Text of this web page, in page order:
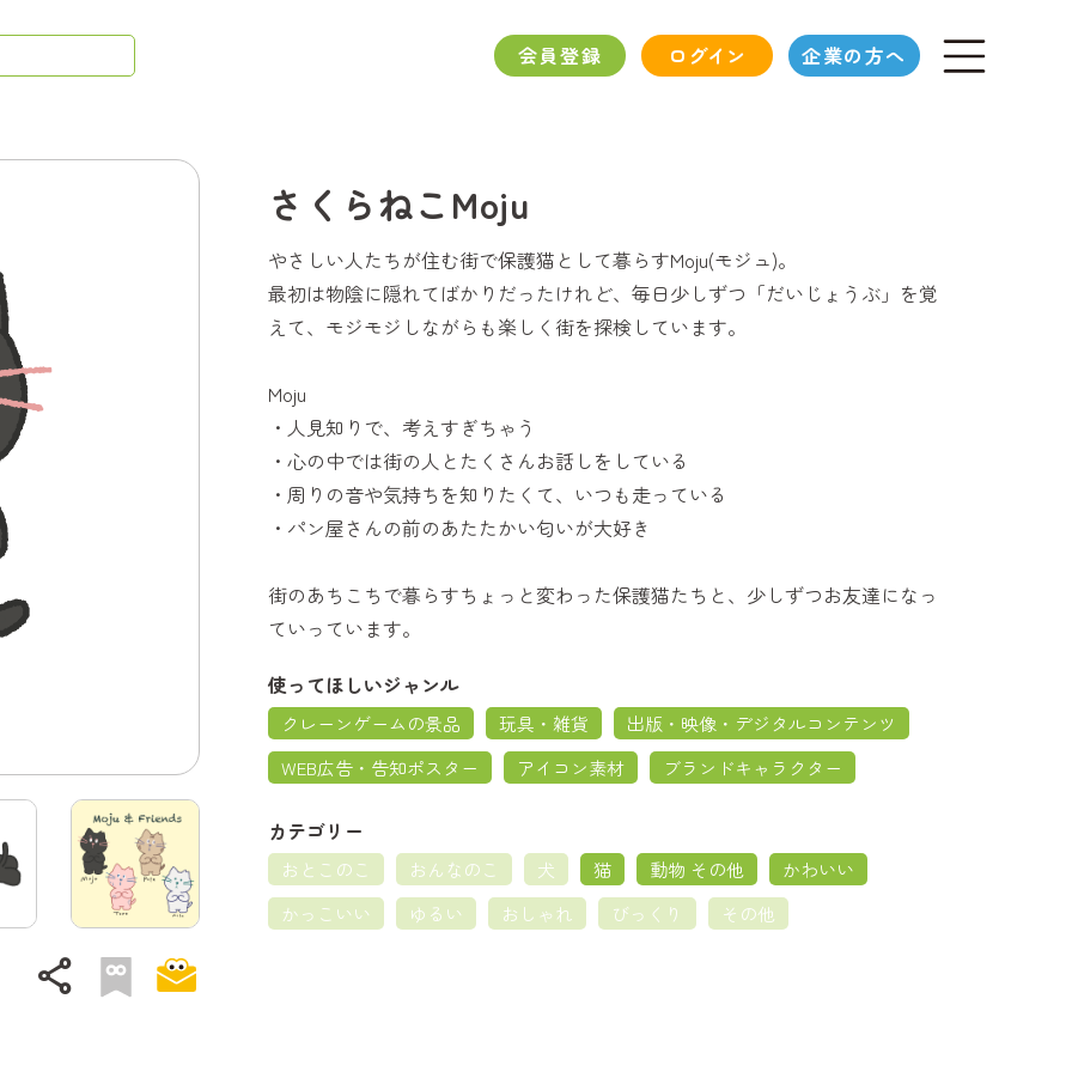
会員登録 ログイン 企業の方へ
share
さくらねこMoju
やさしい人たちが住む街で保護猫として暮らすMoju(モジュ)。
最初は物陰に隠れてばかりだったけれど、毎日少しずつ「だいじょうぶ」を覚
えて、モジモジしながらも楽しく街を探検しています。
Moju
・人見知りで、考えすぎちゃう
・心の中では街の人とたくさんお話しをしている
・周りの音や気持ちを知りたくて、いつも走っている
・パン屋さんの前のあたたかい匂いが大好き
街のあちこちで暮らすちょっと変わった保護猫たちと、少しずつお友達になっ
ていっています。
使ってほしいジャンル
クレーンゲームの景品 玩具・雑貨
出版・映像・デジタルコンテンツ
WEB広告・告知ポスター
アイコン素材 ブランドキャラクター
カテゴリー
おとこのこ おんなのこ 犬 猫 動物 その他
かわいい
かっこいい
ゆるい おしゃれ びっくり その他